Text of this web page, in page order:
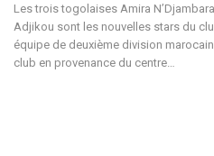
Les trois togolaises Amira
Adjikou sont les nouvelles stars du
équipe de deuxième division
club en provenance du centre…